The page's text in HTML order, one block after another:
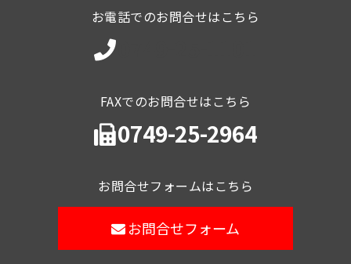
お電話でのお問合せはこちら
FAXでのお問合せはこちら
0749-25-2964
お問合せフォームはこちら
お問合せフォーム